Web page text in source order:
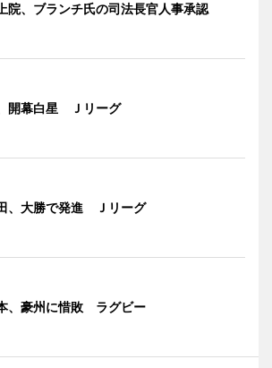
院、ブランチ氏の司法長官人事承認
開幕白星 Ｊリーグ
、大勝で発進 Ｊリーグ
、豪州に惜敗 ラグビー